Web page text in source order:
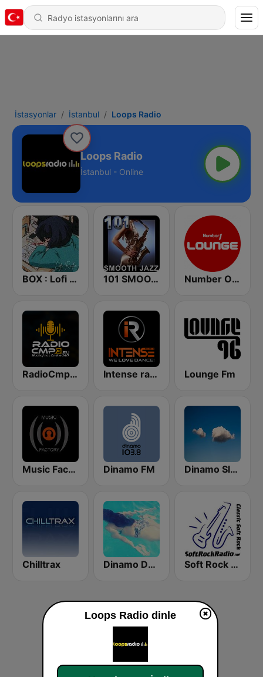
İstasyonlar İstanbul Loops Radio
Loops Radio
İstanbul - Online
BOX : Lofi Radio 101 SMOOTH JAZZ Number One Lounge FM
RadioCmp3.eu - Muzyka Klubowa | Kanał Główny Intense radio Lounge Fm
Music Factory Radio Dinamo FM Dinamo Sleep
Chilltrax Dinamo Deep Soft Rock Radio
Loops Radio dinle